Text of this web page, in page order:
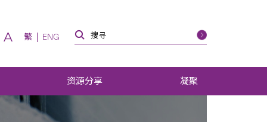
A 繁 ENG
资源分享 凝聚